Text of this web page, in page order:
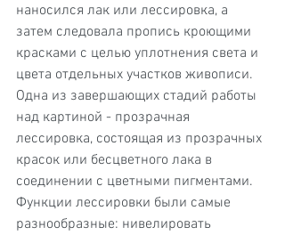
наносился лак или лессировка, а
затем следовала пропись кроющими
красками с целью уплотнения света и
цвета отдельных участков живописи.
Одна из завершающих стадий работы
над картиной - прозрачная
лессировка, состоящая из прозрачных
красок или бесцветного лака в
соединении с цветными пигментами.
Функции лессировки были самые
разнообразные: нивелировать